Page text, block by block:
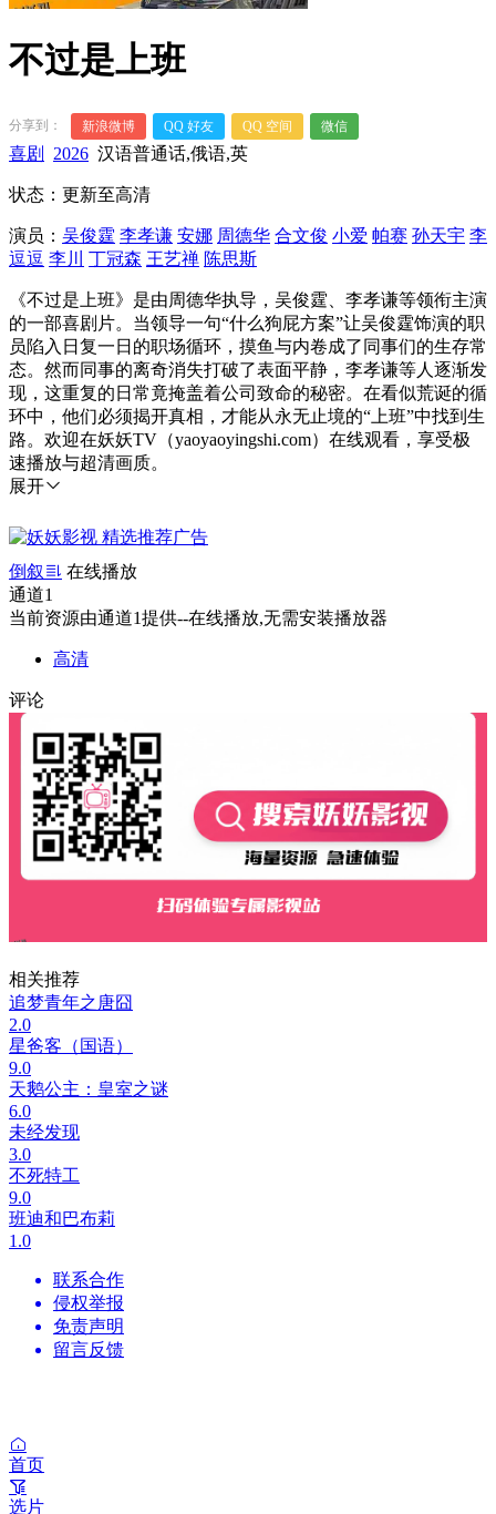
不过是上班
分享到： 新浪微博 QQ 好友 QQ 空间 微信
喜剧 2026 汉语普通话,俄语,英
状态：更新至高清
演员： 吴俊霆 李孝谦 安娜 周德华 合文俊 小爱 帕赛 孙天宇 李
逗逗 李川 丁冠森 王艺禅 陈思斯
《不过是上班》是由周德华执导，吴俊霆、李孝谦等领衔主演
的一部喜剧片。当领导一句“什么狗屁方案”让吴俊霆饰演的职
员陷入日复一日的职场循环，摸鱼与内卷成了同事们的生存常
态。然而同事的离奇消失打破了表面平静，李孝谦等人逐渐发
现，这重复的日常竟掩盖着公司致命的秘密。在看似荒诞的循
环中，他们必须揭开真相，才能从永无止境的“上班”中找到生
路。欢迎在妖妖TV（yaoyaoyingshi.com）在线观看，享受极
速播放与超清画质。
展开
倒叙
在线播放
通道1
当前资源由通道1提供--在线播放,无需安装播放器
高清
评论
相关推荐
追梦青年之唐囧
2.0
星爸客（国语）
9.0
天鹅公主：皇室之谜
6.0
未经发现
3.0
不死特工
9.0
班迪和巴布莉
1.0
联系合作
侵权举报
免责声明
留言反馈
首页
选片